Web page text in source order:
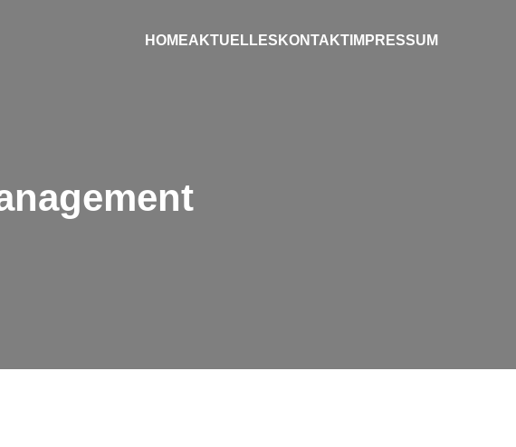
HOMEAKTUELLES KONTAKT IMPRESSUM